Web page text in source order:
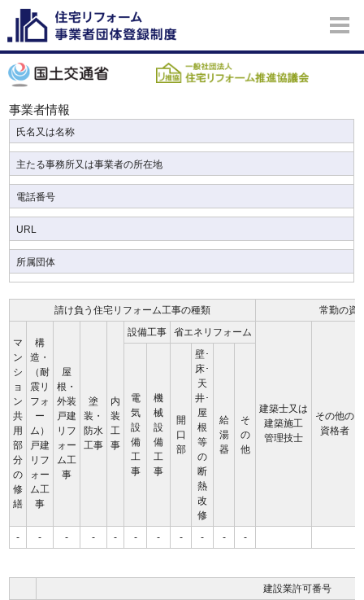
事業者情報
氏名又は名称
主たる事務所又は事業者の所在地
電話番号
URL
所属団体
請け負う住宅リフォーム工事の種類 常勤の資
マ
ン
シ
ョ
ン
共
用
部
分
の
修
繕
構
造・
（耐
震リ
フォ
ー
ム）
戸建
リフ
ォー
ム工
事
屋
根・
外装
戸建
リフ
ォー
ム工
事
塗
装・
防水
工事
内
装
工
事
設備工事 省エネリフォーム
建築士又は
建築施工
管理技士
その他の
資格者
電
気
設
備
工
事
機
械
設
備
工
事
開
口
部
壁･
床･
天
井･
屋
根
等
の
断
熱
改
修
給
湯
器
そ
の
他
- - - - - - - - - - -
建設業許可番号